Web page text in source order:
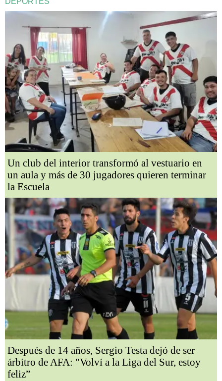
Un club del interior transformó al vestuario en
un aula y más de 30 jugadores quieren terminar
la Escuela
Después de 14 años, Sergio Testa dejó de ser
árbitro de AFA: "Volví a la Liga del Sur, estoy
feliz”